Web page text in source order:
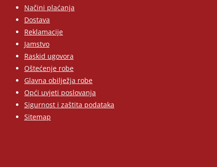
Načini plaćanja
Dostava
Reklamacije
Jamstvo
Raskid ugovora
Oštećenje robe
Glavna obilježja robe
Opći uvjeti poslovanja
Sigurnost i zaštita podataka
Sitemap